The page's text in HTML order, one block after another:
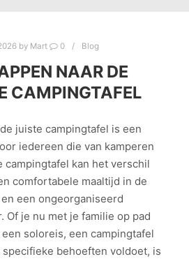
by Mart 0 Blog
NAAR DE
CAMPINGTAFEL
juiste campingtafel is een
iedereen die van kamperen
campingtafel kan het verschil
comfortabele maaltijd in de
een ongeorganiseerd
Of je nu met je familie op pad
soloreis, een campingtafel
specifieke behoeften voldoet, is